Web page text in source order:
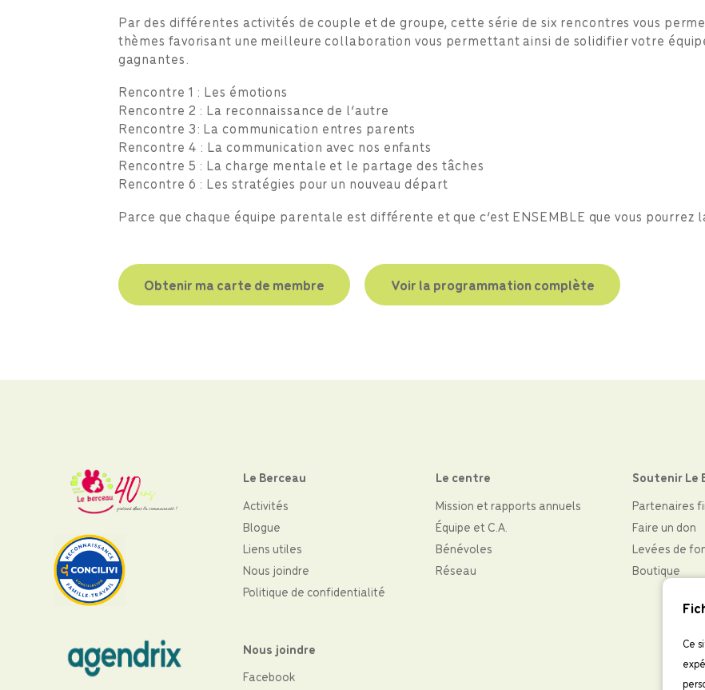
Par des différentes activités de couple et de groupe, cette série de six rencontres vous
thèmes favorisant une meilleure collaboration vous permettant ainsi de solidifier votre
gagnantes.
Rencontre 1 : Les émotions
Rencontre 2 : La reconnaissance de l’autre
Rencontre 3: La communication entres parents
Rencontre 4 : La communication avec nos enfants
Rencontre 5 : La charge mentale et le partage des tâches
Rencontre 6 : Les stratégies pour un nouveau départ
Parce que chaque équipe parentale est différente et que c’est ENSEMBLE que vous pourrez
Obtenir ma carte de membre Voir la programmation complète
Le Berceau
Activités
Blogue
Liens utiles
Nous joindre
Politique de confidentialité
Le centre
Mission et rapports annuels
Équipe et C.A.
Bénévoles
Réseau
Soutenir Le
Partenaires
Faire un don
Levées de
Boutique
Nous joindre
Facebook
Ce